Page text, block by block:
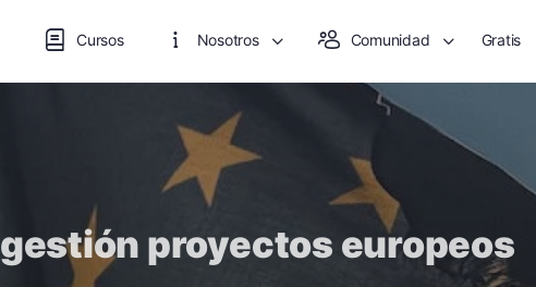
Cursos Nosotros Comunidad Gratis
proyectos europeos